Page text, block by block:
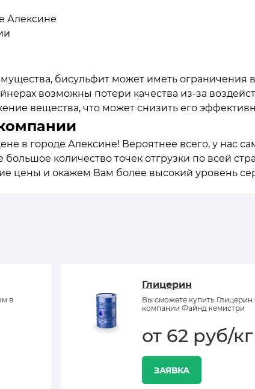
Алексине
бисульфит может иметь ограничения
возможны потери качества из-за
вещества, что может снизить его
в городе Алексине! Вероятнее всего, у нас
количество точек отгрузки по всей
цены и окажем Вам более высокий уровень
в
Глицерин
Вы сможете купить Глицерин
компании Файнд кемистри
от 62 руб/кг
ЗАЯВКА